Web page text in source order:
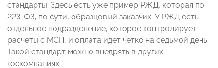
стандарты. Здесь есть уже пример РЖД, которая по
223-ФЗ, по сути, образцовый заказчик. У РЖД есть
отдельное подразделение, которое контролирует
расчеты с МСП, и оплата идет четко на седьмой день.
Такой стандарт можно внедрять в других
госкомпаниях.